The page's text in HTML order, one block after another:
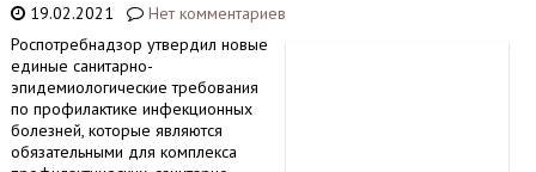
19.02.2021 Нет комментариев
Роспотребнадзор утвердил новые
единые санитарно-
эпидемиологические требования
по профилактике инфекционных
болезней, которые являются
обязательными для комплекса